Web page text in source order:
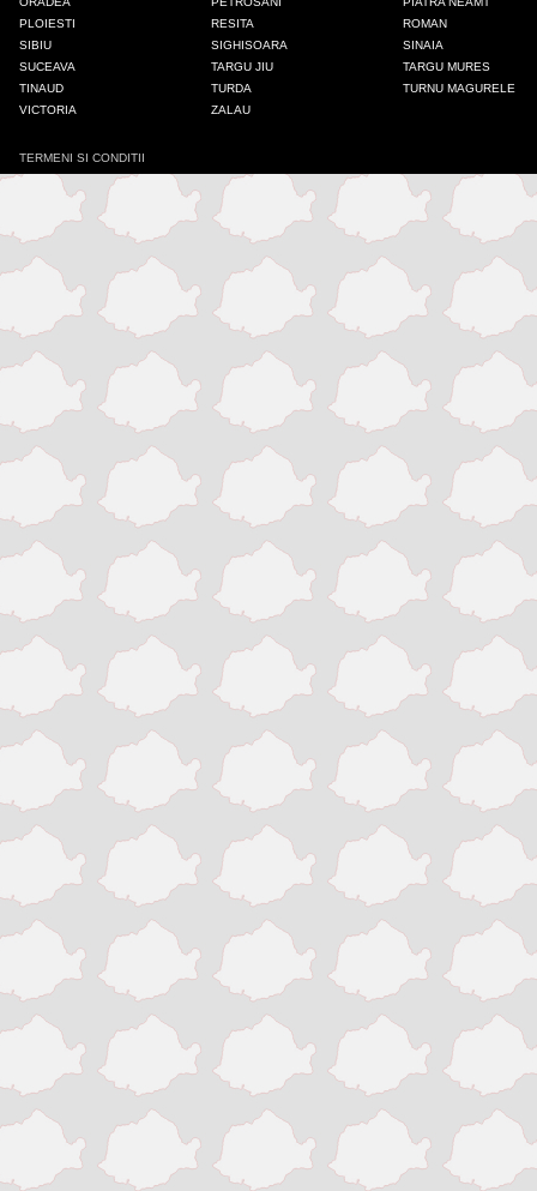
Odorheiu Secuiesc
Onesti
Oradea
Petrosani
Piatra Neamt
Pitesti
Ploiesti
Roman
Sibiu
Sighisoara
Sinaia
Slatina
Suceava
PLOIESTI
RESITA
ROMAN
SIBIU
SIGHISOARA
SINAIA
SUCEAVA
TARGU JIU
TARGU MURES
TINAUD
TURDA
TURNU MAGURELE
VICTORIA
ZALAU
TERMENI SI CONDITII